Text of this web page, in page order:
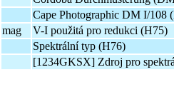
Cape Photographic DM I/108
mag
V-I použitá pro redukci (H75)
Spektrální typ (H76)
[1234GKSX] Zdroj pro